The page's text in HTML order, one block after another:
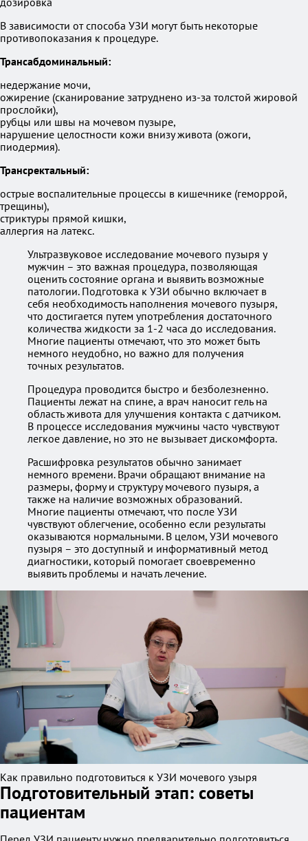
В зависимости от способа УЗИ могут быть некоторые
противопоказания к процедуре.
Трансабдоминальный:
недержание мочи,
ожирение (сканирование затруднено из-за толстой жировой
прослойки),
рубцы или швы на мочевом пузыре,
нарушение целостности кожи внизу живота (ожоги,
пиодермия).
Трансректальный:
острые воспалительные процессы в кишечнике (геморрой,
трещины),
стриктуры прямой кишки,
аллергия на латекс.
Ультразвуковое исследование мочевого пузыря у
мужчин – это важная процедура, позволяющая
оценить состояние органа и выявить возможные
патологии. Подготовка к УЗИ обычно включает в
себя необходимость наполнения мочевого пузыря,
что достигается путем употребления достаточного
количества жидкости за 1-2 часа до исследования.
Многие пациенты отмечают, что это может быть
немного неудобно, но важно для получения
точных результатов.
Процедура проводится быстро и безболезненно.
Пациенты лежат на спине, а врач наносит гель на
область живота для улучшения контакта с датчиком.
В процессе исследования мужчины часто чувствуют
легкое давление, но это не вызывает дискомфорта.
Расшифровка результатов обычно занимает
немного времени. Врачи обращают внимание на
размеры, форму и структуру мочевого пузыря, а
также на наличие возможных образований.
Многие пациенты отмечают, что после УЗИ
чувствуют облегчение, особенно если результаты
оказываются нормальными. В целом, УЗИ мочевого
пузыря – это доступный и информативный метод
диагностики, который помогает своевременно
выявить проблемы и начать лечение.
Как правильно подготовиться к УЗИ мочевого узыря
Подготовительный этап: советы
пациентам